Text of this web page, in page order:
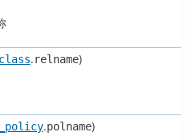
.relname)
.polname)